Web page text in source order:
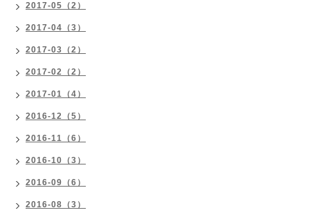
2017-05（2）
2017-04（3）
2017-03（2）
2017-02（2）
2017-01（4）
2016-12（5）
2016-11（6）
2016-10（3）
2016-09（6）
2016-08（3）